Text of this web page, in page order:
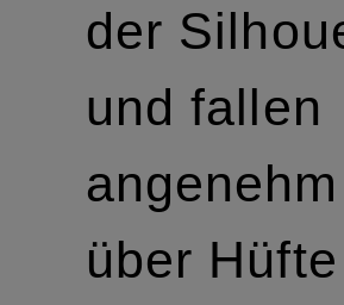
der
und fallen
angenehm
über